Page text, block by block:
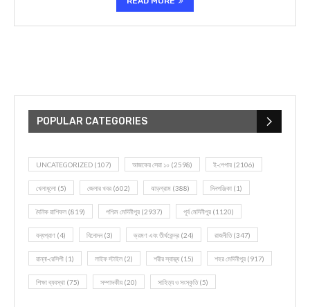
POPULAR CATEGORIES
UNCATEGORIZED (107) আজকের সেরা ১০ (2598) ই-পেপার (2106)
খেলাধূলো (5) জেলার খবর (602) ঝাড়গ্রাম (388) দিনপঞ্জিকা (1)
দৈনিক রাশিফল (819) পশ্চিম মেদিনীপুর (2937) পূর্ব মেদিনীপুর (1120)
বন্যপ্রাণ (4) বিনোদন(3) ভ্রমণ এবং তীর্থকেন্দ্র (24) রাজনীতি(347)
রান্না-রেসিপী (1) লাইফ স্টাইল (2) শরীর স্বাস্থ্য (15) শহর মেদিনীপুর (917)
শিক্ষা ব্যবস্থা (75) সম্পাদকীয় (20) সাহিত্য ও সংস্কৃতি(5)